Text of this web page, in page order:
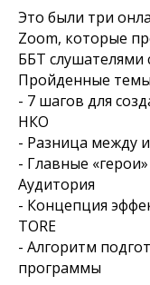
Это были три
Zoom, которые
ББТ слушателями
Пройденные
- 7 шагов для
НКО
- Разница между
- Главные
Аудитория
- Концепция
TORE
- Алгоритм
программы